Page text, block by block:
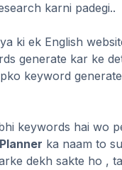
karni padegi..
ki ek English
generate kar ke
keyword
keywords hai wo
ka naam to
dekh sakte ho ,